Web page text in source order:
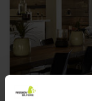
Am Roskilde